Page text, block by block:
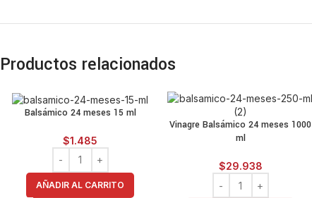
Productos relacionados
Balsámico 24 meses 15 ml
$1.485
AÑADIR AL CARRITO
Vinagre Balsámico 24 meses 1000
ml
$29.938